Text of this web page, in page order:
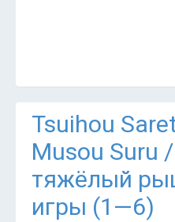
Tsuihou
Musou Suru
тяжёлый
игры (1—6)